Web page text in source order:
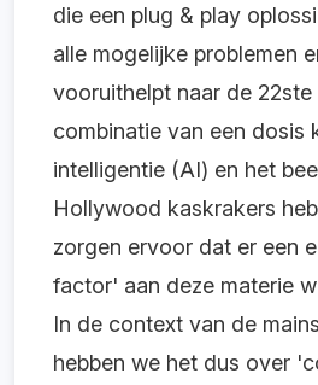
die een plug & play
alle mogelijke problemen
vooruithelpt naar de 22ste
combinatie van een dosis
intelligentie (AI) en het
Hollywood kaskrakers
zorgen ervoor dat er een
factor' aan deze materie
In de context van de
hebben we het dus over